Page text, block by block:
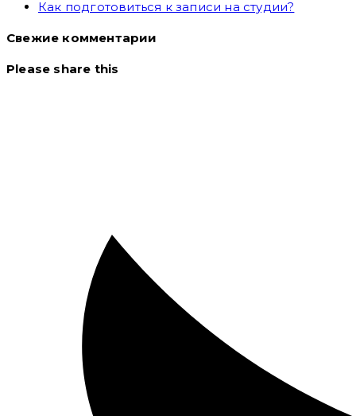
Как подготовиться к записи на студии?
Свежие комментарии
Please share this